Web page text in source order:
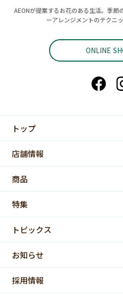
AEONが提案するお花のある生活。季節
ーアレンジメントのテクニ
ONLINE
トップ
店舗情報
商品
特集
トピックス
お知らせ
採用情報